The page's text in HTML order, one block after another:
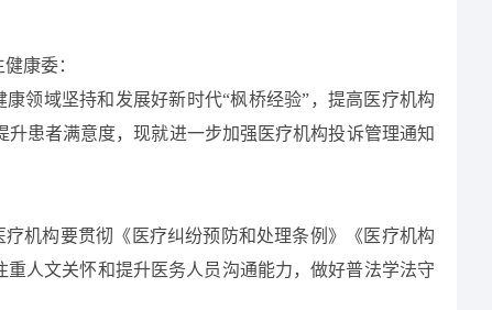
康委：
康领域坚持和发展好新时代“枫桥经验”， 提高医疗机构
患者满意度，现就进一步加强医疗机构投诉管理通知
疗机构要贯彻《医疗纠纷预防和处理条例》《医疗机构
重人文关怀和提升医务人员沟通能力，做好普法学法守